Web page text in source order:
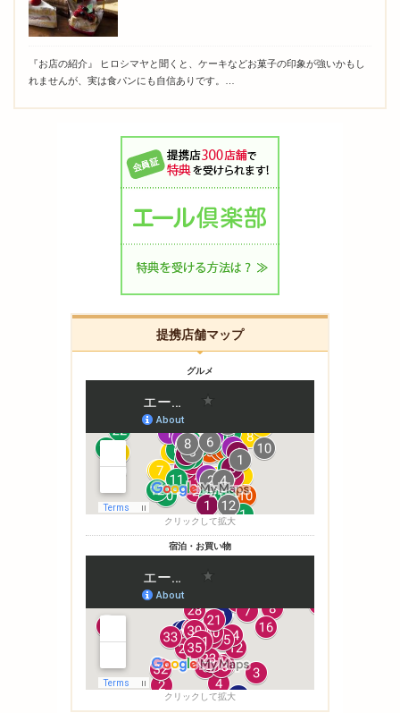
『お店の紹介』 ヒロシマヤと聞くと、ケーキなどお菓子の印象が強いかもし
れませんが、実は食パンにも自信ありです。…
提携店舗マップ
グルメ
クリックして拡大
宿泊・お買い物
クリックして拡大